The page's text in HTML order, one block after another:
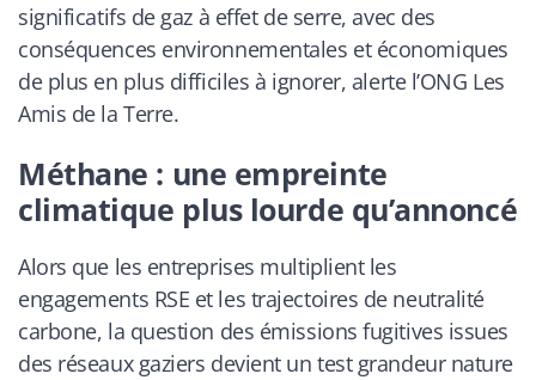
significatifs de gaz à effet de serre, avec des
conséquences environnementales et économiques
de plus en plus difficiles à ignorer, alerte l’ONG Les
Amis de la Terre.
Méthane : une empreinte
climatique plus lourde qu’annoncé
Alors que les entreprises multiplient les
engagements RSE et les trajectoires de neutralité
carbone, la question des émissions fugitives issues
des réseaux gaziers devient un test grandeur nature